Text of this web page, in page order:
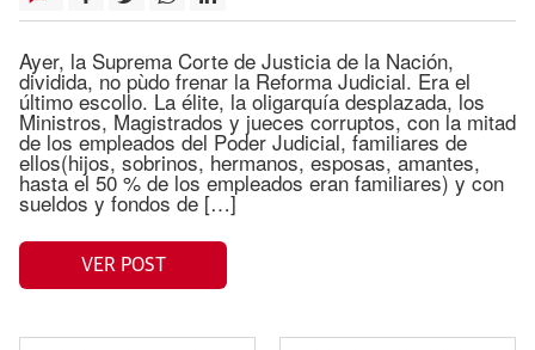
Ayer, la Suprema Corte de Justicia de la Nación,
dividida, no pùdo frenar la Reforma Judicial. Era el
último escollo. La élite, la oligarquía desplazada, los
Ministros, Magistrados y jueces corruptos, con la mitad
de los empleados del Poder Judicial, familiares de
ellos(hijos, sobrinos, hermanos, esposas, amantes,
hasta el 50 % de los empleados eran familiares) y con
sueldos y fondos de […]
VER POST